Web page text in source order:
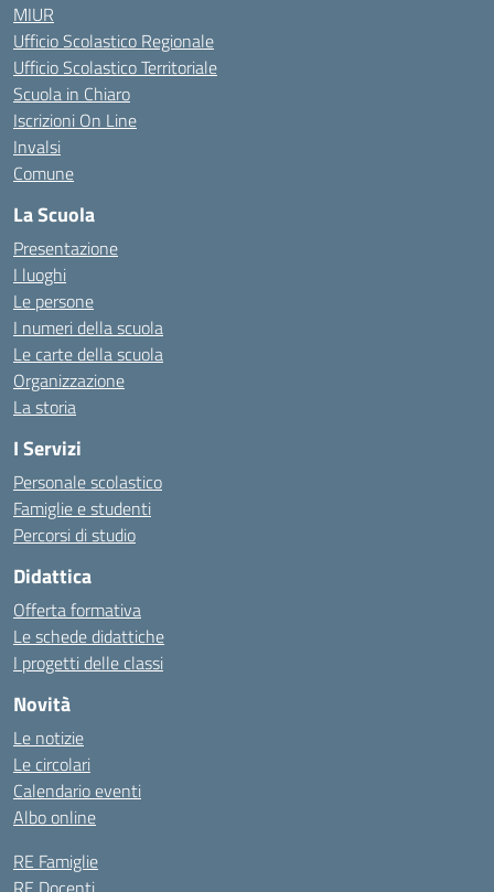
MIUR
Ufficio Scolastico Regionale
Ufficio Scolastico Territoriale
Scuola in Chiaro
Iscrizioni On Line
Invalsi
Comune
La Scuola
Presentazione
I luoghi
Le persone
I numeri della scuola
Le carte della scuola
Organizzazione
La storia
I Servizi
Personale scolastico
Famiglie e studenti
Percorsi di studio
Didattica
Offerta formativa
Le schede didattiche
I progetti delle classi
Novità
Le notizie
Le circolari
Calendario eventi
Albo online
RE Famiglie